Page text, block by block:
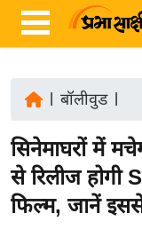
ज़ा
ख
ब
र
बॉलीवुड|
सिनेमाघरों में
से रिलीज होगी
फिल्म, जानें